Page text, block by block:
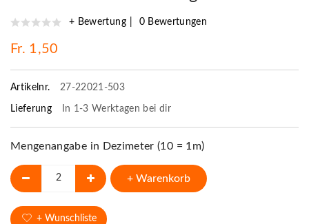
+ Bewertung 0 Bewertungen
Fr. 1,50
Artikelnr. 27-22021-503
Lieferung In 1-3 Werktagen bei dir
Mengenangabe in Dezimeter (10 = 1m)
+ Warenkorb
+ Wunschliste